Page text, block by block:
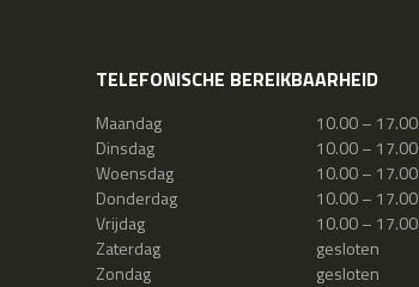
TELEFONISCHE BEREIKBAARHEID
Maandag
10.00 – 17.00
Dinsdag
10.00 – 17.00
Woensdag
10.00 – 17.00
Donderdag
10.00 – 17.00
Vrijdag
10.00 – 17.00
Zaterdag
gesloten
Zondag
gesloten